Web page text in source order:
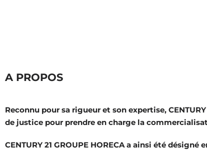
A PROPOS
Reconnu pour sa rigueur et son expertise,
de justice pour prendre en charge la
CENTURY 21 GROUPE HORECA a ainsi été